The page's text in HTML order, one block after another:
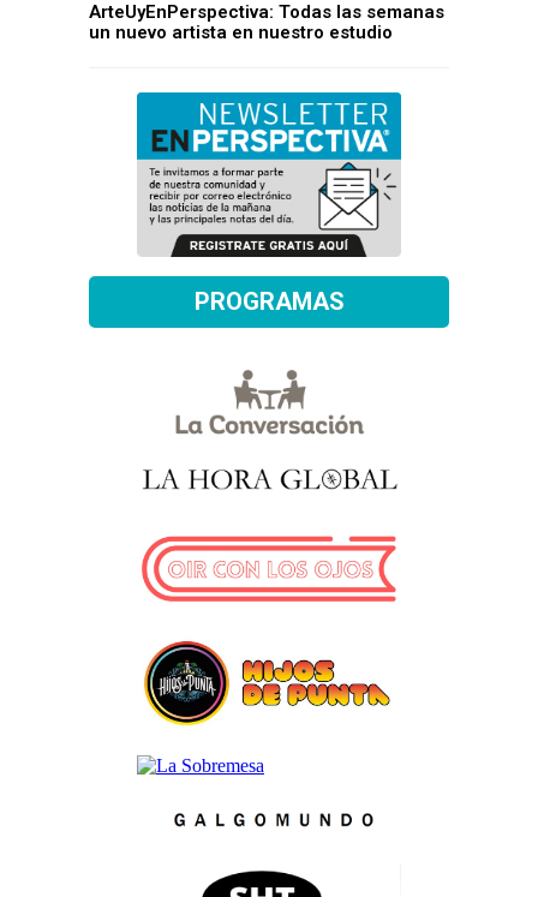
ArteUyEnPerspectiva: Todas las semanas
un nuevo artista en nuestro estudio
PROGRAMAS